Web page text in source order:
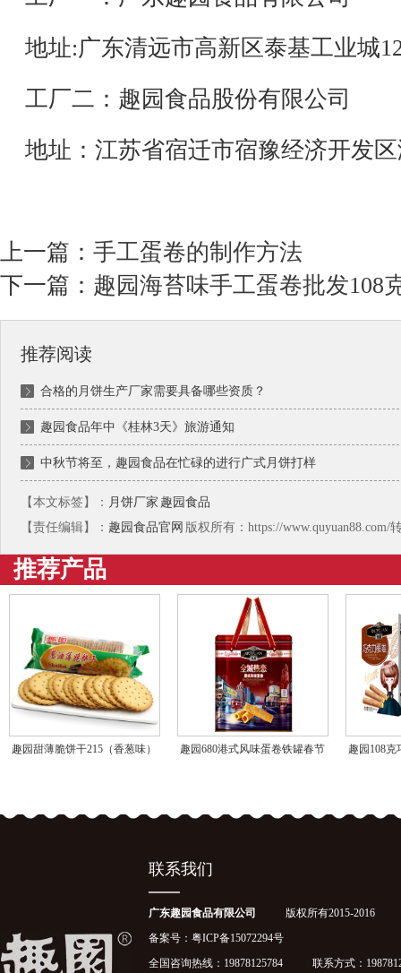
地址:广东清远市高新区泰基工业城
工厂二：趣园食品股份有限公司
地址：江苏省宿迁市宿豫经济开发
上一篇： 手工蛋卷的制作方法
下一篇： 趣园海苔味手工蛋卷批发108
推荐阅读
合格的月饼生产厂家需要具备哪些资质？
趣园食品年中《桂林3天》旅游通知
中秋节将至，趣园食品在忙碌的进行广式月饼打样
【本文标签】： 月饼厂家 趣园食品
【责任编辑】： 趣园食品官网 版权所有：https://www.quyuan88.com/
推荐产品
趣园甜薄脆饼干215（香葱味）
趣园680港式风味蛋卷铁罐春节
趣园108
联系我们
广东趣园食品有限公司
版权所有2015-2016
备案号： 粤ICP备15072294号
全国咨询热线：19878125784 联系方式：